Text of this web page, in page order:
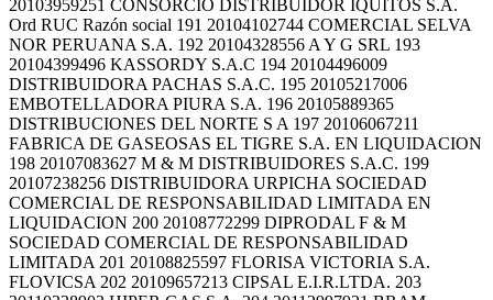
20103959251 CONSORCIO DISTRIBUIDOR IQUITOS S.A.
Ord RUC Razón social 191 20104102744 COMERCIAL SELVA
NOR PERUANA S.A. 192 20104328556 A Y G SRL 193
20104399496 KASSORDY S.A.C 194 20104496009
DISTRIBUIDORA PACHAS S.A.C. 195 20105217006
EMBOTELLADORA PIURA S.A. 196 20105889365
DISTRIBUCIONES DEL NORTE S A 197 20106067211
FABRICA DE GASEOSAS EL TIGRE S.A. EN LIQUIDACION
198 20107083627 M & M DISTRIBUIDORES S.A.C. 199
20107238256 DISTRIBUIDORA URPICHA SOCIEDAD
COMERCIAL DE RESPONSABILIDAD LIMITADA EN
LIQUIDACION 200 20108772299 DIPRODAL F & M
SOCIEDAD COMERCIAL DE RESPONSABILIDAD
LIMITADA 201 20108825597 FLORISA VICTORIA S.A.
FLOVICSA 202 20109657213 CIPSAL E.I.R.LTDA. 203